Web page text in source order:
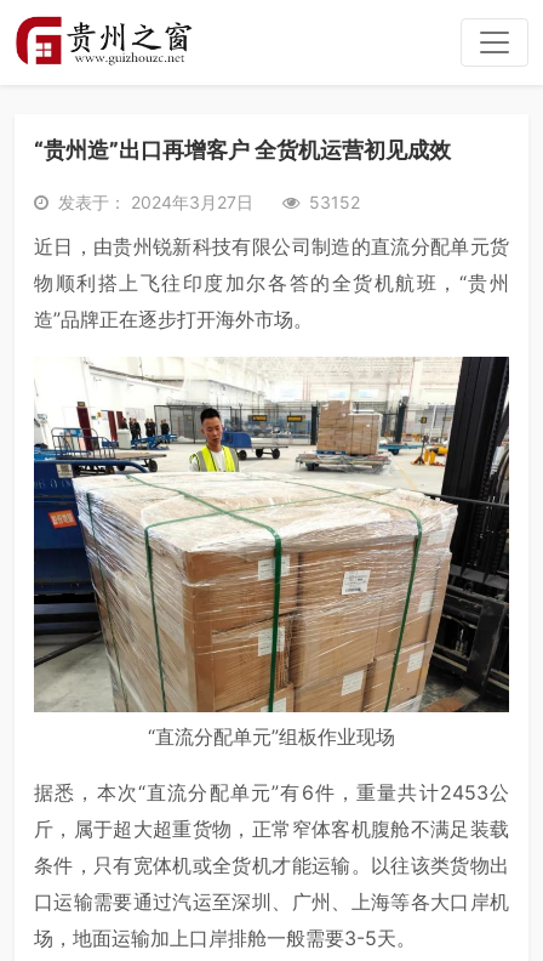
“贵州造”出口再增客户 全货机运营初见成效
发表于： 2024年3月27日 53152
近日，由贵州锐新科技有限公司制造的直流分配单元货
物顺利搭上飞往印度加尔各答的全货机航班，“贵州
造”品牌正在逐步打开海外市场。
“直流分配单元”组板作业现场
据悉，本次“直流分配单元”有6件，重量共计2453公
斤，属于超大超重货物，正常窄体客机腹舱不满足装载
条件，只有宽体机或全货机才能运输。以往该类货物出
口运输需要通过汽运至深圳、广州、上海等各大口岸机
场，地面运输加上口岸排舱一般需要3-5天。